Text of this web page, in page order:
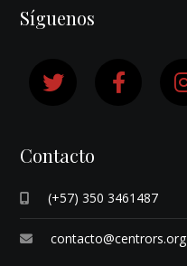
Síguenos
Contacto
(+57) 350 3461487
contacto@centrors.org